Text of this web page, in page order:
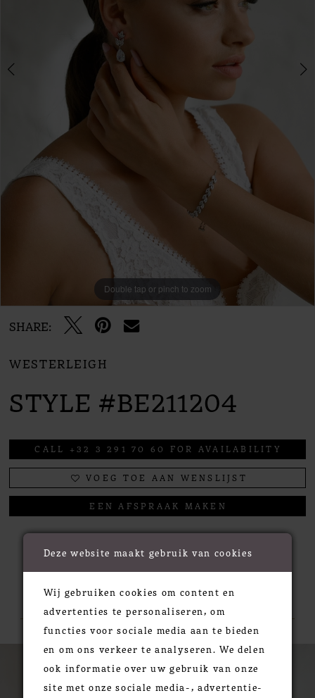
Double tap or pinch to zoom
Double tap or pinch to zoom
SHARE:
WESTERLEIGH
STYLE #BE211204
CALL +32 3 291 70 60 FOR AVAILABILITY
VOEG TOE AAN WENSLIJST
EEN AFSPRAAK MAKEN
RELATED PRODUCTS
Products
Carousel
PAUSE AUTOPLAY
PREVIOUS SLIDE
NEXT SLIDE
Deze website maakt gebruik van cookies
Wij gebruiken cookies om content en
advertenties te personaliseren, om
functies voor sociale media aan te bieden
en om ons verkeer te analyseren. We delen
ook informatie over uw gebruik van onze
site met onze sociale media-, advertentie-